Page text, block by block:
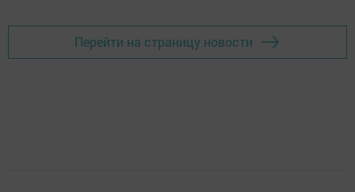
Перейти на страницу новости